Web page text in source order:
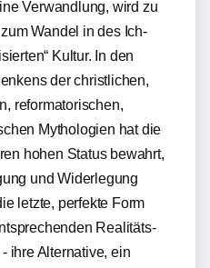
Verwandlung, wird zu
Wandel in des Ich-
Kultur. In den
der christlichen,
reformatorischen,
Mythologien hat die
hohen Status bewahrt,
und Widerlegung
letzte, perfekte Form
Realitäts-
ihre Alternative, ein